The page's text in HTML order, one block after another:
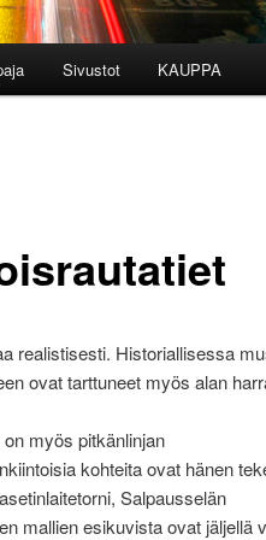
Sivustot KAUPPA
realistisesti. Historiallisessa
ovat tarttuneet myös alan
myös pitkänlinjan
kohteita ovat hänen
Salpausselän
mallien esikuvista ovat jäljellä